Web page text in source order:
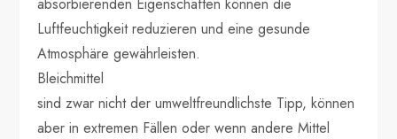
Luftfeuchtigkeit reduzieren und eine gesunde
Atmosphäre gewährleisten.
Bleichmittel
sind zwar nicht der umweltfreundlichste Tipp, können
aber in extremen Fällen oder wenn andere Mittel